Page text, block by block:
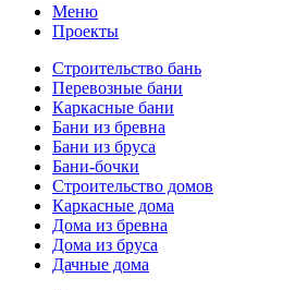
Меню
Проекты
Строительство бань
Перевозные бани
Каркасные бани
Бани из бревна
Бани из бруса
Бани-бочки
Строительство домов
Каркасные дома
Дома из бревна
Дома из бруса
Дачные дома